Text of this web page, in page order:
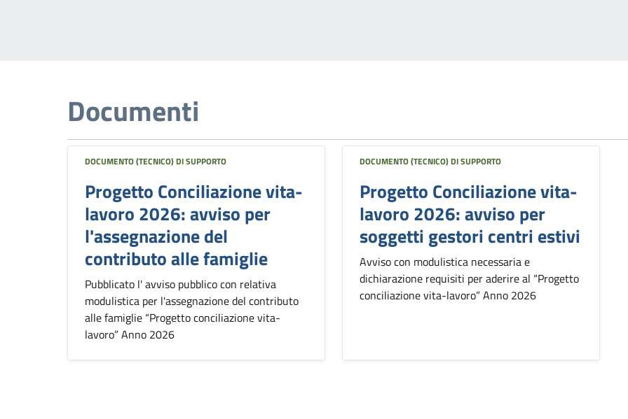
Documenti
DOCUMENTO (TECNICO) DI SUPPORTO
Progetto Conciliazione vita-
lavoro 2026: avviso per
l'assegnazione del
contributo alle famiglie
Pubblicato l' avviso pubblico con relativa
modulistica per l'assegnazione del contributo
alle famiglie “Progetto conciliazione vita-
lavoro” Anno 2026
DOCUMENTO (TECNICO) DI SUPPORTO
Progetto Conciliazione vita-
lavoro 2026: avviso per
soggetti gestori centri estivi
Avviso con modulistica necessaria e
dichiarazione requisiti per aderire al “Progetto
conciliazione vita-lavoro” Anno 2026